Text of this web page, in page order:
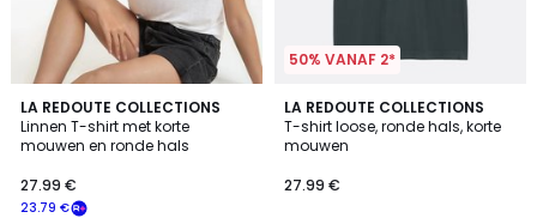
LA REDOUTE COLLECTIONS
Linnen T-shirt met korte
mouwen en ronde hals
23.79 €
27.99 €
4.5
/ 5
2
Kleuren
50% VANAF 2*
LA REDOUTE COLLECTIONS
T-shirt loose, ronde hals, korte
mouwen
27.99 €
4.3
/ 5
3
Kleuren